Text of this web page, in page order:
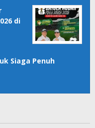
di
Siaga Penuh